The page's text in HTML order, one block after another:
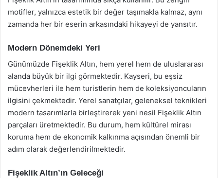
motifler, yalnızca estetik bir değer taşımakla kalmaz, aynı
zamanda her bir eserin arkasındaki hikayeyi de yansıtır.
Modern Dönemdeki Yeri
Günümüzde Fişeklik Altın, hem yerel hem de uluslararası
alanda büyük bir ilgi görmektedir. Kayseri, bu eşsiz
mücevherleri ile hem turistlerin hem de koleksiyoncuların
ilgisini çekmektedir. Yerel sanatçılar, geleneksel teknikleri
modern tasarımlarla birleştirerek yeni nesil Fişeklik Altın
parçaları üretmektedir. Bu durum, hem kültürel mirası
koruma hem de ekonomik kalkınma açısından önemli bir
adım olarak değerlendirilmektedir.
Fişeklik Altın’ın Geleceği